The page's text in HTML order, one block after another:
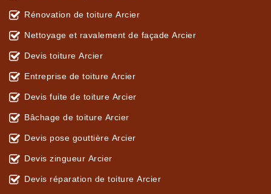
Rénovation de toiture Arcier
Nettoyage et ravalement de façade Arcier
Devis toiture Arcier
Entreprise de toiture Arcier
Devis fuite de toiture Arcier
Bâchage de toiture Arcier
Devis pose gouttière Arcier
Devis zingueur Arcier
Devis réparation de toiture Arcier